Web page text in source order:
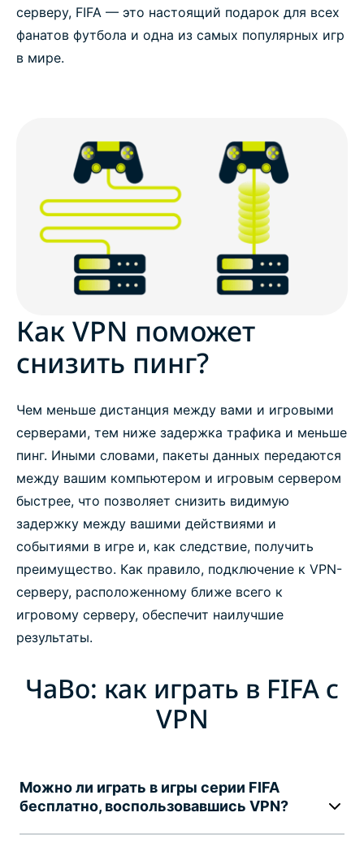
серверу, FIFA — это настоящий подарок для всех
фанатов футбола и одна из самых популярных игр
в мире.
Как VPN поможет
снизить пинг?
Чем меньше дистанция между вами и игровыми
серверами, тем ниже задержка трафика и меньше
пинг. Иными словами, пакеты данных передаются
между вашим компьютером и игровым сервером
быстрее, что позволяет снизить видимую
задержку между вашими действиями и
событиями в игре и, как следствие, получить
преимущество. Как правило, подключение к VPN-
серверу, расположенному ближе всего к
игровому серверу, обеспечит наилучшие
результаты.
ЧаВо: как играть в FIFA с
VPN
Можно ли играть в игры серии FIFA
бесплатно, воспользовавшись VPN?